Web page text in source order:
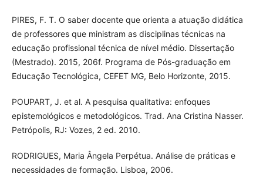
PIRES, F. T. O saber docente que orienta a atuação didática
de professores que ministram as disciplinas técnicas na
educação profissional técnica de nível médio. Dissertação
(Mestrado). 2015, 206f. Programa de Pós-graduação em
Educação Tecnológica, CEFET MG, Belo Horizonte, 2015.
POUPART, J. et al. A pesquisa qualitativa: enfoques
epistemológicos e metodológicos. Trad. Ana Cristina Nasser.
Petrópolis, RJ: Vozes, 2 ed. 2010.
RODRIGUES, Maria Ângela Perpétua. Análise de práticas e
necessidades de formação. Lisboa, 2006.